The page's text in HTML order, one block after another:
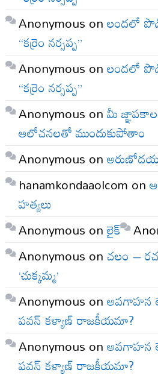
Anonymous onలందలో
“కర్రెం నర్సప్ప”
Anonymous onలందలో
“కర్రెం నర్సప్ప”
Anonymous onమీ
ఆలోచనలతో ముందుకుపోతాం
Anonymous onఅరుణోదయ
hanamkondaaolcom on
హత్యలు
Anonymous onలైక్
Anonymous onచలం –
‘చుక్కమ్మ’
Anonymous onఅవగాహన
పవన్ కళ్యాణ్ రాజకీయమా?
Anonymous onఅవగాహన
పవన్ కళ్యాణ్ రాజకీయమా?